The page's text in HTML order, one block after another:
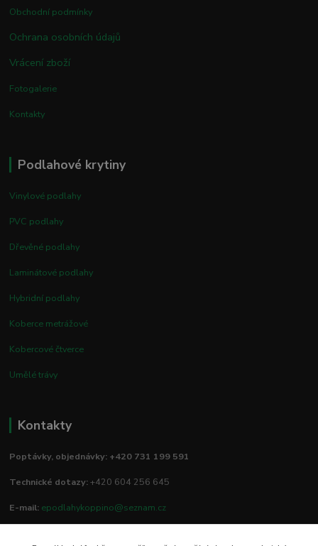
Obchodní podmínky
Ochrana osobních údajů
Vrácení zboží
Fotogalerie
Kontakty
Podlahové krytiny
Vinylové podlahy
PVC podlahy
Dřevěné podlahy
Laminátové podlahy
Hybridní podlahy
Koberce metrážové
Kobercové čtverce
Umělé trávy
Kontakty
Poptávky, objednávky: +420 731 199 591
Technické dotazy:+420 604 256 645
E-mail: epodlahykoppino@seznam.cz